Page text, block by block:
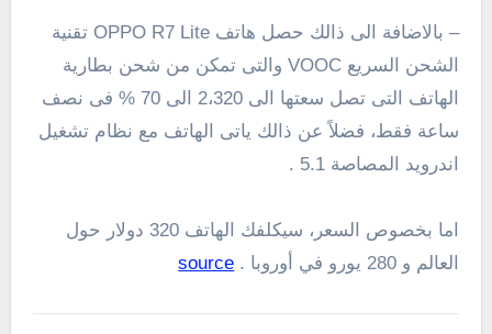
– بالاضافة الى ذالك حصل هاتف OPPO R7 Lite تقنية
الشحن السريع VOOC والتى تمكن من شحن بطارية
الهاتف التى تصل سعتها الى 2،320
الى 70 % فى نصف
ساعة فقط، فضلاً عن ذالك ياتى الهاتف مع نظام تشغيل
اندرويد المصاصة 5.1 .
اما بخصوص السعر، سيكلفك الهاتف 320 دولار حول
العالم و 280 يورو في أوروبا .
source